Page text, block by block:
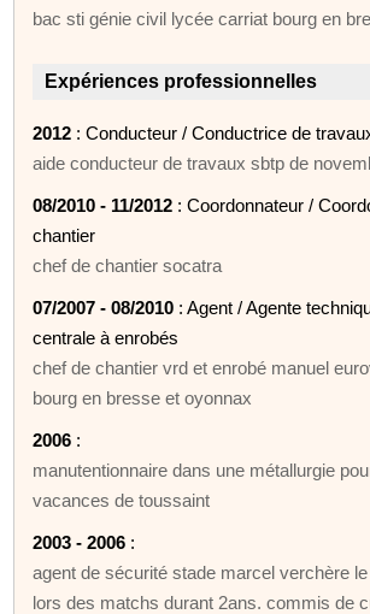
bac sti génie civil lycée carriat bourg en
Expériences professionnelles
2012 : Conducteur / Conductrice de
aide conducteur de travaux sbtp de
08/2010 - 11/2012 : Coordonnateur /
chantier
chef de chantier socatra
07/2007 - 08/2010 : Agent / Agente
centrale à enrobés
chef de chantier vrd et enrobé manuel
bourg en bresse et oyonnax
2006 :
manutentionnaire dans une métallurgie
vacances de toussaint
2003 - 2006 :
agent de sécurité stade marcel verchère
lors des matchs durant 2ans. commis de